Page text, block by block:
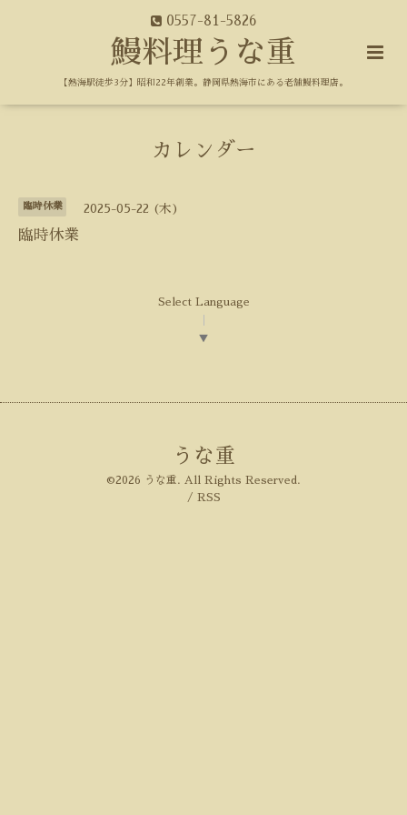
0557-81-5826
鰻料理うな重
【熱海駅徒歩3分】昭和22年創業。静岡県熱海市にある老舗鰻料理店。
カレンダー
臨時休業 2025-05-22 (木)
臨時休業
Select Language
▼
うな重
©2026 うな重. All Rights Reserved.
/ RSS